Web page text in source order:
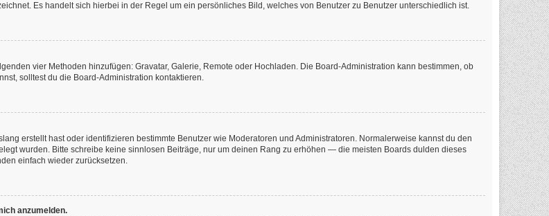
Es handelt sich hierbei in der Regel um ein persönliches Bild, welches von Benutzer zu Benutzer unterschiedlich ist.
vier Methoden hinzufügen: Gravatar, Galerie, Remote oder Hochladen. Die Board-Administration kann bestimmen, ob
solltest du die Board-Administration kontaktieren.
erstellt hast oder identifizieren bestimmte Benutzer wie Moderatoren und Administratoren. Normalerweise kannst du den
wurden. Bitte schreibe keine sinnlosen Beiträge, nur um deinen Rang zu erhöhen — die meisten Boards dulden dieses
einfach wieder zurücksetzen.
anzumelden.